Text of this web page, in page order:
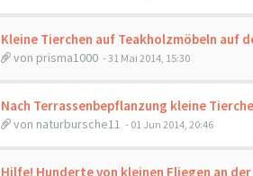
Kleine Tierchen auf Teakholzmöbeln auf
von prisma1000 - 31 Mai 2014, 15:30
Nach Terrassenbepflanzung kleine
von naturbursche11 - 01 Jun 2014, 20:46
Hilfe! Hunderte von kleinen Fliegen an